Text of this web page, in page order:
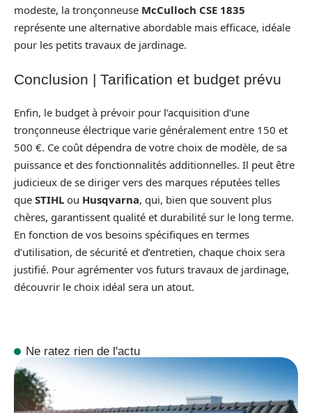
modeste, la tronçonneuse McCulloch CSE 1835
représente une alternative abordable mais efficace, idéale
pour les petits travaux de jardinage.
Conclusion | Tarification et budget prévu
Enfin, le budget à prévoir pour l’acquisition d’une
tronçonneuse électrique varie généralement entre 150 et
500 €. Ce coût dépendra de votre choix de modèle, de sa
puissance et des fonctionnalités additionnelles. Il peut être
judicieux de se diriger vers des marques réputées telles
que STIHL ou Husqvarna, qui, bien que souvent plus
chères, garantissent qualité et durabilité sur le long terme.
En fonction de vos besoins spécifiques en termes
d’utilisation, de sécurité et d’entretien, chaque choix sera
justifié. Pour agrémenter vos futurs travaux de jardinage,
découvrir le choix idéal sera un atout.
Ne ratez rien de l'actu